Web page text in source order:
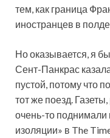
тем, как граница
иностранцев в
Но оказывается, я
Сент-Панкрас
пустой, потому что
тот же поезд.
очень-то поднимали
изоляции» в The